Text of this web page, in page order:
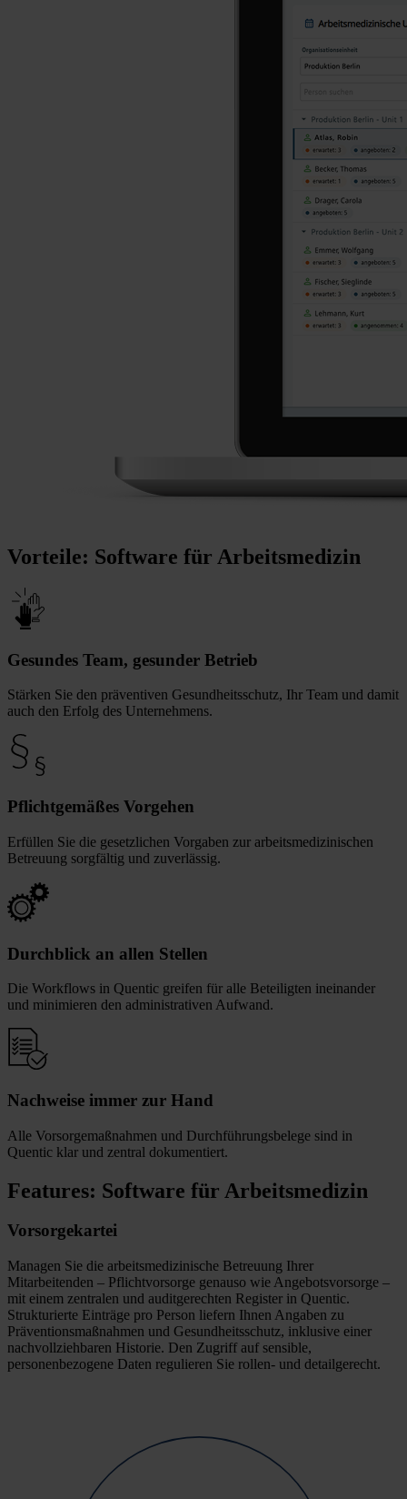
Vorteile: Software für Arbeitsmedizin
Gesundes Team, gesunder Betrieb
Stärken Sie den präventiven Gesundheitsschutz, Ihr Team und damit
auch den Erfolg des Unternehmens.
Pflichtgemäßes Vorgehen
Erfüllen Sie die gesetzlichen Vorgaben zur arbeitsmedizinischen
Betreuung sorgfältig und zuverlässig.
Durchblick an allen Stellen
Die Workflows in Quentic greifen für alle Beteiligten ineinander
und minimieren den administrativen Aufwand.
Nachweise immer zur Hand
Alle Vorsorgemaßnahmen und Durchführungsbelege sind in
Quentic klar und zentral dokumentiert.
Features: Software für Arbeitsmedizin
Vorsorgekartei
Managen Sie die arbeitsmedizinische Betreuung Ihrer
Mitarbeitenden – Pflichtvorsorge genauso wie Angebotsvorsorge –
mit einem zentralen und auditgerechten Register in Quentic.
Strukturierte Einträge pro Person liefern Ihnen Angaben zu
Präventionsmaßnahmen und Gesundheitsschutz, inklusive einer
nachvollziehbaren Historie. Den Zugriff auf sensible,
personenbezogene Daten regulieren Sie rollen- und detailgerecht.